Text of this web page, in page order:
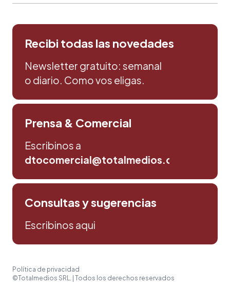
Recibi todas las novedades
Newsletter gratuito: semanal
o diario. Como vos eligas.
Prensa & Comercial
Escribinos a
dtocomercial@totalmedios.com
Consultas y sugerencias
Escribinos aqui
Política de privacidad
©Totalmedios SRL. | Todos los derechos reservados